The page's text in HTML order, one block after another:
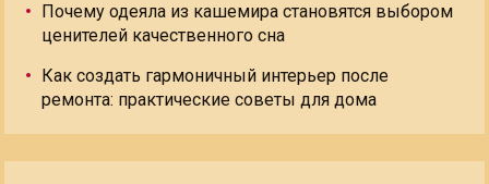
Почему одеяла из кашемира становятся выбором
ценителей качественного сна
Как создать гармоничный интерьер после
ремонта: практические советы для дома